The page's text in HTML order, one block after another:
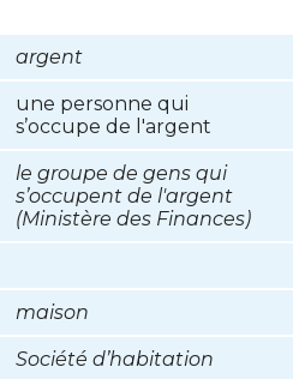
argent
une personne qui
s’occupe de l'argent
le groupe de gens qui
s’occupent de l'argent
(Ministère des Finances)
maison
Société d’habitation